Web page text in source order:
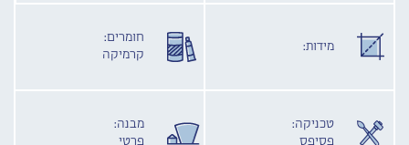
מידות:
חומרים:
קרמיקה
טכניקה:
פסיפס
מבנה:
פרטי